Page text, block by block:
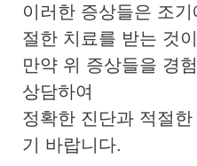
이러한 증상들은 조
절한 치료를 받는 것
만약 위 증상들을 경
상담하여
정확한 진단과 적절한
기 바랍니다.